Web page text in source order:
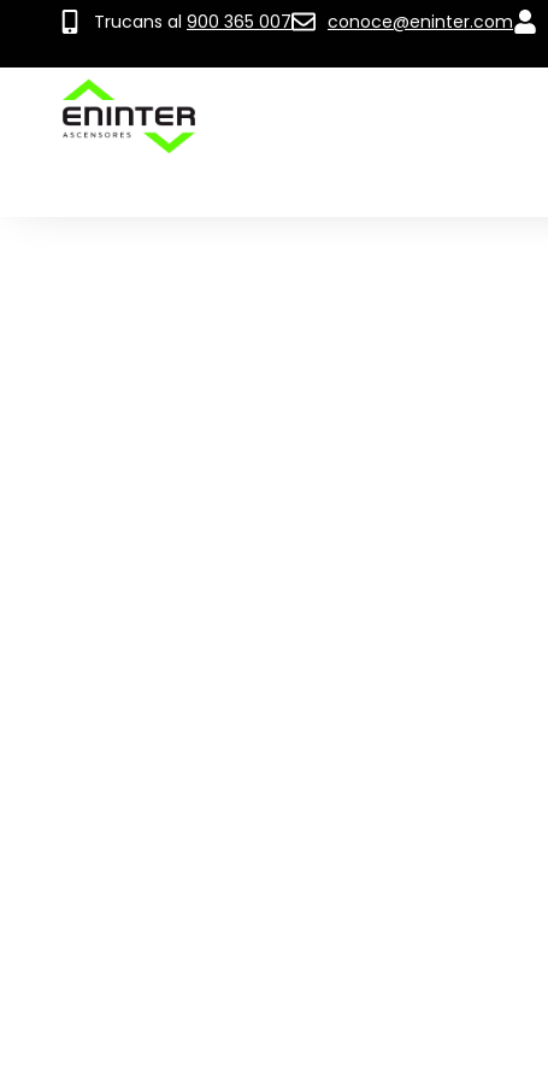
Trucans al 900 365 007 conoce@eninter.com